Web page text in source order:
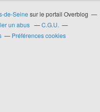
de-Seine sur le portail Overblog
un abus
C.G.U.
Préférences cookies